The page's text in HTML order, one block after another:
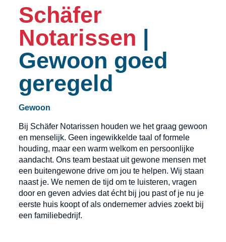
Schäfer
Notarissen |
Gewoon goed
geregeld
Gewoon
Bij Schäfer Notarissen houden we het graag gewoon
en menselijk. Geen ingewikkelde taal of formele
houding, maar een warm welkom en persoonlijke
aandacht. Ons team bestaat uit gewone mensen met
een buitengewone drive om jou te helpen. Wij staan
naast je. We nemen de tijd om te luisteren, vragen
door en geven advies dat écht bij jou past of je nu je
eerste huis koopt of als ondernemer advies zoekt bij
een familiebedrijf.